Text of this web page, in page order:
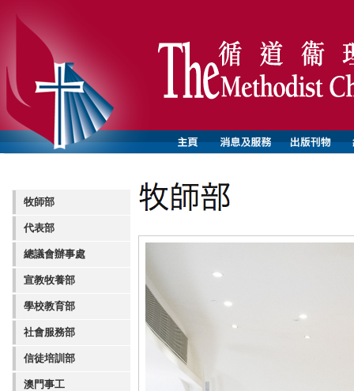
牧師部
代表部
總議會辦事處
宣教牧養部
學校教育部
社會服務部
信徒培訓部
澳門事工